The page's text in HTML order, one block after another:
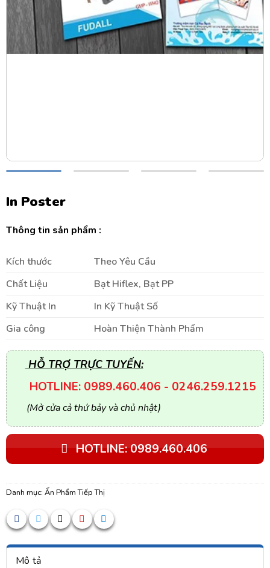
In Poster
Thông tin sản phẩm :
Kích thước
Theo Yêu Cầu
Chất Liệu
Bạt Hiflex, Bạt PP
Kỹ Thuật In
In Kỹ Thuật Số
Gia công
Hoàn Thiện Thành Phẩm
HỖ TRỢ TRỰC TUYẾN:
HOTLINE: 0989.460.406 - 0246.259.1215
(Mở cửa cả thứ bảy và chủ nhật)
HOTLINE: 0989.460.406
Danh mục: Ấn Phẩm Tiếp Thị
Mô tả